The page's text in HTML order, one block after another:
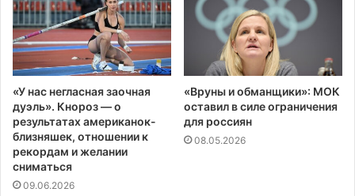
«У нас негласная заочная
дуэль». Кнороз — о
результатах американок-
близняшек, отношении к
рекордам и желании
сниматься
09.06.2026
«Вруны и обманщики»: МОК
оставил в силе ограничения
для россиян
08.05.2026